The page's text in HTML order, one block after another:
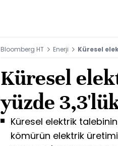
Bloomberg HT Enerji Küresel
Küresel
yüzde
Küresel elektrik
kömürün elektrik